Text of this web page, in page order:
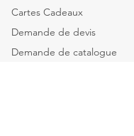
Cartes Cadeaux
Demande de devis
Demande de catalogue